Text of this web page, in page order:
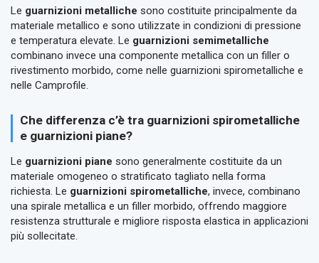
Le guarnizioni metalliche sono costituite principalmente da
materiale metallico e sono utilizzate in condizioni di pressione
e temperatura elevate. Le guarnizioni semimetalliche
combinano invece una componente metallica con un filler o
rivestimento morbido, come nelle guarnizioni spirometalliche e
nelle Camprofile.
Che differenza c’è tra guarnizioni spirometalliche
e guarnizioni piane?
Le guarnizioni piane sono generalmente costituite da un
materiale omogeneo o stratificato tagliato nella forma
richiesta. Le guarnizioni spirometalliche, invece, combinano
una spirale metallica e un filler morbido, offrendo maggiore
resistenza strutturale e migliore risposta elastica in applicazioni
più sollecitate.